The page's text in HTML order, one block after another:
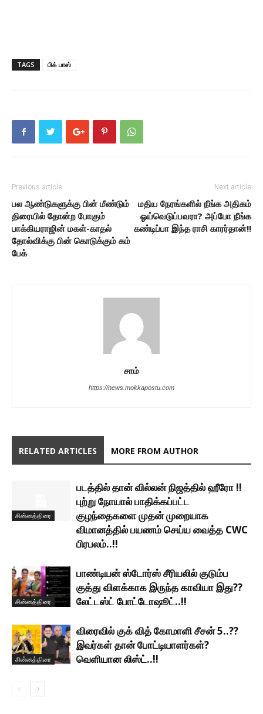
TAGS பிக் பாஸ்
Previous article
பல ஆண்டுகளுக்கு பின் மீண்டும்
திரையில் தோன்ற போகும்
பாக்கியராஜின் மகள்-காதல்
தோல்விக்கு பின் கொடுக்கும் கம்
பேக்
Next article
மதிய நேரங்களில் நீங்க அதிகம்
ஓய்வெடுப்பவரா? அப்போ நீங்க
கண்டிப்பா இந்த ராசி காரர்தான்!!
சாம்
https://news.mokkapostu.com
RELATED ARTICLES MORE FROM AUTHOR
சின்னத்திரை
படத்தில் தான் வில்லன் நிஜத்தில் ஹீரோ !!
புற்று நோயால் பாதிக்கப்பட்ட
குழந்தைகளை முதன் முறையாக
விமானத்தில் பயணம் செய்ய வைத்த CWC
பிரபலம்..!!
சின்னத்திரை
பாண்டியன் ஸ்டோர்ஸ் சீரியலில் குடும்ப
குத்து விளக்காக இருந்த காவியா இது??
லேட்டஸ்ட் போட்டோஷூட்..!!
சின்னத்திரை
விரைவில் குக் வித் கோமாளி சீசன் 5..??
இவர்கள் தான் போட்டியாளர்கள்?
வெளியான லிஸ்ட்..!!